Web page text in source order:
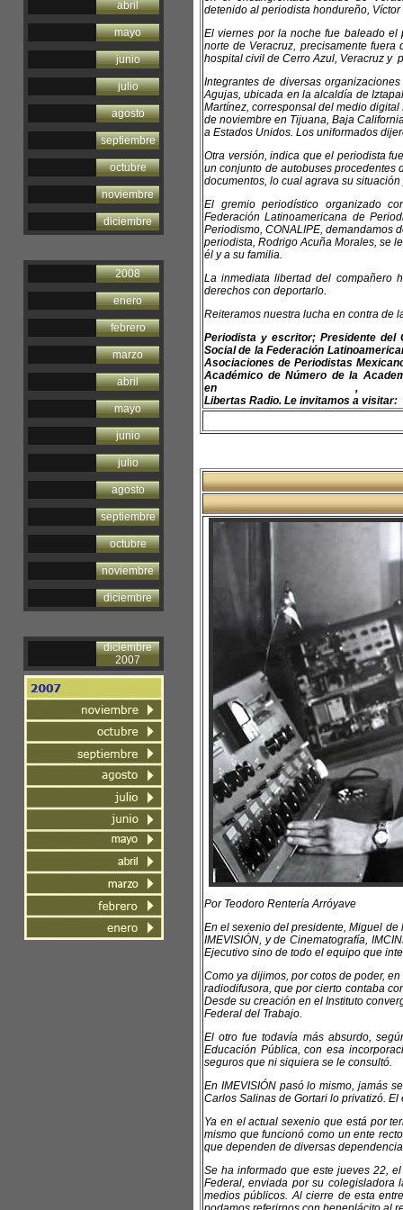
abril
mayo
junio
julio
agosto
septiembre
octubre
noviembre
diciembre
2008
enero
febrero
marzo
abril
mayo
junio
julio
agosto
septiembre
octubre
noviembre
diciembre
diciembre
2007
detenido al periodista hondureño,
El viernes por la noche fue baleado el
norte de Veracruz, precisamente
hospital civil de Cerro Azul, Veracruz y
Integrantes de diversas
Agujas, ubicada en la alcaldía de
Martínez, corresponsal del medio
de noviembre en Tijuana, Baja
a Estados Unidos. Los uniformados
Otra versión, indica que el periodista
un conjunto de autobuses procedentes
documentos, lo cual agrava su
El gremio periodístico organizado
Federación Latinoamericana de
Periodismo, CONALIPE, demandamos
periodista, Rodrigo Acuña Morales, se
él y a su familia.
La inmediata libertad del compañero
derechos con deportarlo.
Reiteramos nuestra lucha en contra de
Periodista y escritor; Presidente del
Social de la Federación
Asociaciones de Periodistas
Académico de Número de la
en
,
Libertas Radio. Le invitamos a visitar:
Por Teodoro Rentería Arróyave
En el sexenio del presidente, Miguel
IMEVISIÓN, y de Cinematografía,
Ejecutivo sino de todo el equipo que
Como ya dijimos, por cotos de poder,
radiodifusora, que por cierto contaba
Desde su creación en el Instituto
Federal del Trabajo.
El otro fue todavía más absurdo,
Educación Pública, con esa
seguros que ni siquiera se le consultó.
En IMEVISIÓN pasó lo mismo, jamás
Carlos Salinas de Gortari lo privatizó.
Ya en el actual sexenio que está por
mismo que funcionó como un ente
que dependen de diversas
Se ha informado que este jueves 22,
Federal, enviada por su colegisladora
medios públicos. Al cierre de esta